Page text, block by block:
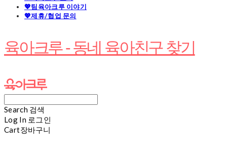
💖팀육아크루 이야기
💖제휴/협업 문의
육아크루 - 동네 육아친구 찾기
Search 검색
Log In 로그인
Cart장바구니